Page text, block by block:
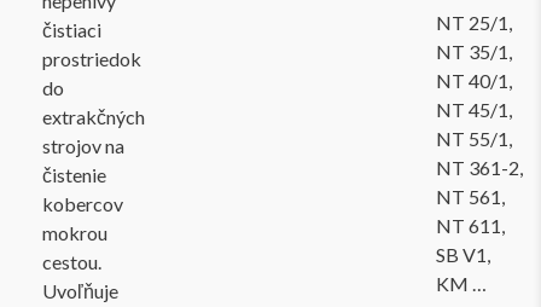
čistiaci
prostriedok
do
extrakčných
strojov na
čistenie
kobercov
mokrou
cestou.
Uvoľňuje
NT 25/1,
NT 35/1,
NT 40/1,
NT 45/1,
NT 55/1,
NT 361-2,
NT 561,
NT 611,
SB V1,
KM …